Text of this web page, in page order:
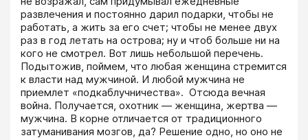
развлечения и постоянно дарил подарки, чтобы не
работать, а жить за его счет; чтобы не менее двух
раз в год летать на острова; ну и чтоб больше ни на
кого не смотрел. Вот лишь небольшой перечень.
Подытожив, поймем, что любая женщина стремится
к власти над мужчиной. И любой мужчина не
приемлет «подкаблучничества».  Отсюда вечная
война. Получается, охотник — женщина, жертва —
мужчина. В корне отличается от традиционного
затуманивания мозгов, да? Решение одно, но оно не